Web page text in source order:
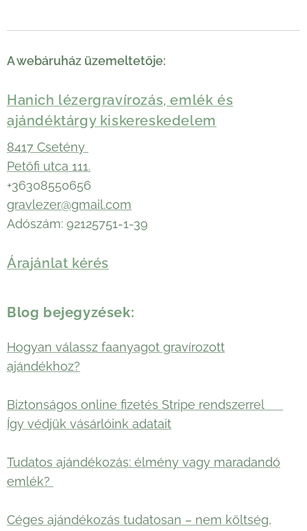
A webáruház üzemeltetője:
Hanich lézergravírozás, emlék és
ajándéktárgy kiskereskedelem
8417 Csetény
Petőfi utca 111.
+36308550656
gravlezer@gmail.com
Adószám: 92125751-1-39
Árajánlat kérés
Blog bejegyzések:
Hogyan válassz faanyagot gravírozott
ajándékhoz?
Biztonságos online fizetés Stripe rendszerrel 🛡️
Így védjük vásárlóink adatait
Tudatos ajándékozás: élmény vagy maradandó
emlék?
Céges ajándékozás tudatosan – nem költség,